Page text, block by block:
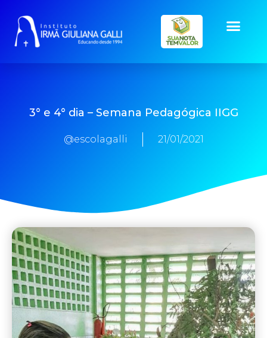
3° e 4° dia – Semana Pedagógica IIGG
@escolagalli 21/01/2021